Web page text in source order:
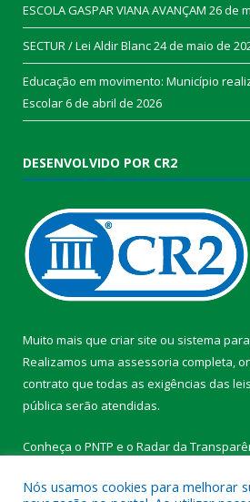
ESCOLA GASPAR VIANA AVANÇAM 26 de
SECTUR / Lei Aldir Blanc24 de maio de
Educação em movimento: Município
Escolar6 de abril de 2026
DESENVOLVIDO POR CR2
Muito mais que criar site ou sistema
Realizamos uma assessoria completa,
contrato que todas as exigências das
pública serão atendidas.
Conheça o PNTP e o Radar da
Nós usamos cookies para melhorar